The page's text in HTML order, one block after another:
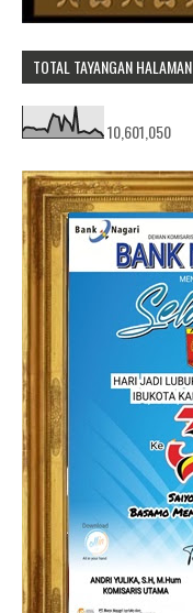
TOTAL TAYANGAN HALAMAN
10,601,050